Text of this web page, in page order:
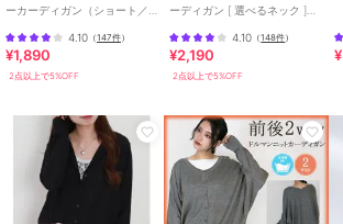
商品カテゴリ トップス ／カーディガン
性別タイプ
レディース
トップス
ー、ダークグリーン、オフホ
ト、グレーベージュ
サイズ M-L,LL-3L,4L-5L
素材 コットン100％
ーカーディガン（ショート／
[C3703]
4.10 （147件）
¥1,890
2点以上で5%OFF
ーディガン [ 選べるネック ]
4.10 （148件）
¥2,190
2点以上で5%OFF